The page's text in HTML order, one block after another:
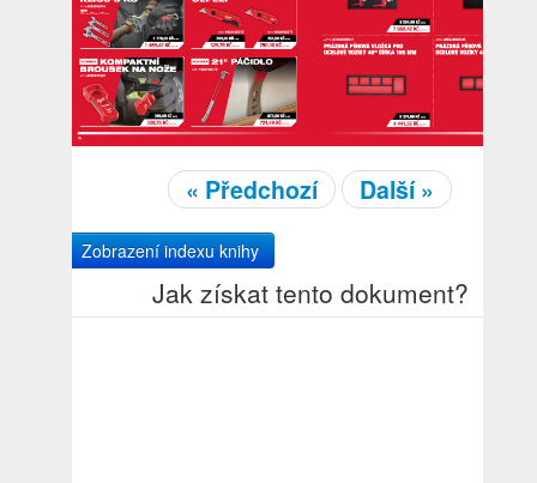
« Předchozí Další »
Zobrazení indexu knihy
Jak získat tento dokument?